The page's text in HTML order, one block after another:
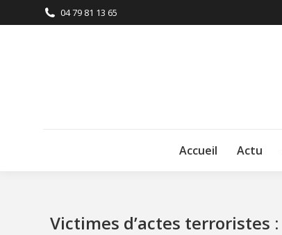
04 79 81 13 65
Accueil Actu
Victimes d’actes terroristes